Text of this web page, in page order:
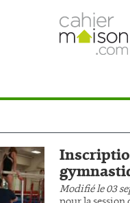
Modifié le 03
pour la session